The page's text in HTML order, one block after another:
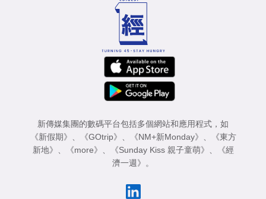
新傳媒集團的數碼平台包括多個網站和應用程式，如
《新假期》 、 《GOtrip》 、 《NM+新Monday》 、
《東方
新地》 、 《more》 、 《Sunday Kiss 親子童萌》 、
《經
濟一週》 。